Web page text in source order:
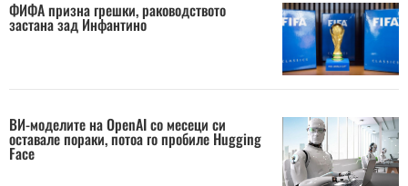
ФИФА призна грешки, раководството
застана зад Инфантино
ВИ-моделите на OpenAI со месеци си
оставале пораки, потоа го пробиле Hugging
Face